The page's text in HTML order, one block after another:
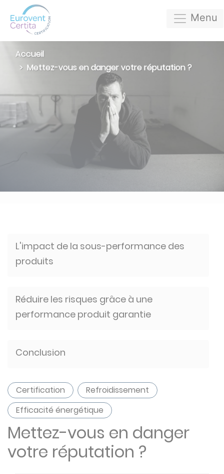
Menu
Accueil
Mettez-vous en danger votre réputation ?
L'impact de la sous-performance des
produits
Réduire les risques grâce à une
performance produit garantie
Conclusion
Certification
Refroidissement
Efficacité énergétique
Mettez-vous en danger
votre réputation ?